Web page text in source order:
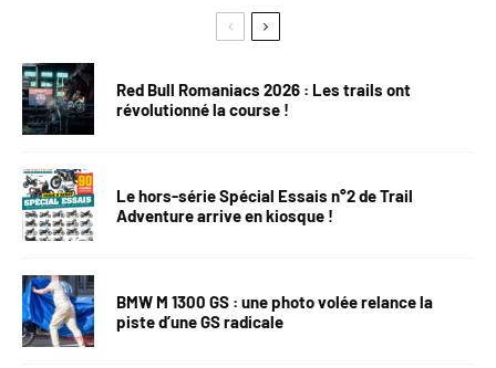
Red Bull Romaniacs 2026 : Les trails ont
révolutionné la course !
Le hors-série Spécial Essais n°2 de Trail
Adventure arrive en kiosque !
BMW M 1300 GS : une photo volée relance la
piste d’une GS radicale